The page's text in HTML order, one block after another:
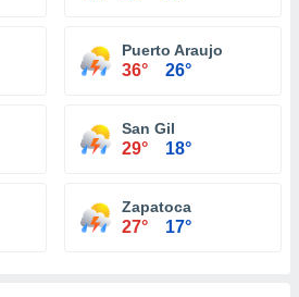
Puerto Araujo
36° 26°
San Gil
29° 18°
Zapatoca
27° 17°